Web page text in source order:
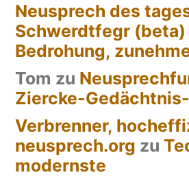
Neusprech des tages
Schwerdtfegr (beta)
Bedrohung,
Tom zu
Ziercke-
Verbrenner,
neusprech.org zu
modernste